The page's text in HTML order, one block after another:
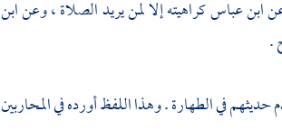
ابن عباسكراهيته إلا لمن يريد الصلاة ، وعنابن
.
في الطهارة . وهذا اللفظ أورده في المحاربين